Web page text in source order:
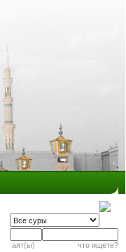
аят(ы) что ищете?